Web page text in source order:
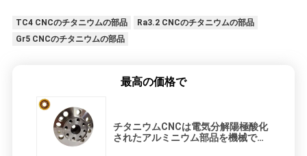
TC4 CNCのチタニウムの部品
Ra3.2 CNCのチタニウムの部品
Gr5 CNCのチタニウムの部品
最高の価格で
チタニウムCNCは電気分解陽極酸化
されたアルミニウム部品を機械で造